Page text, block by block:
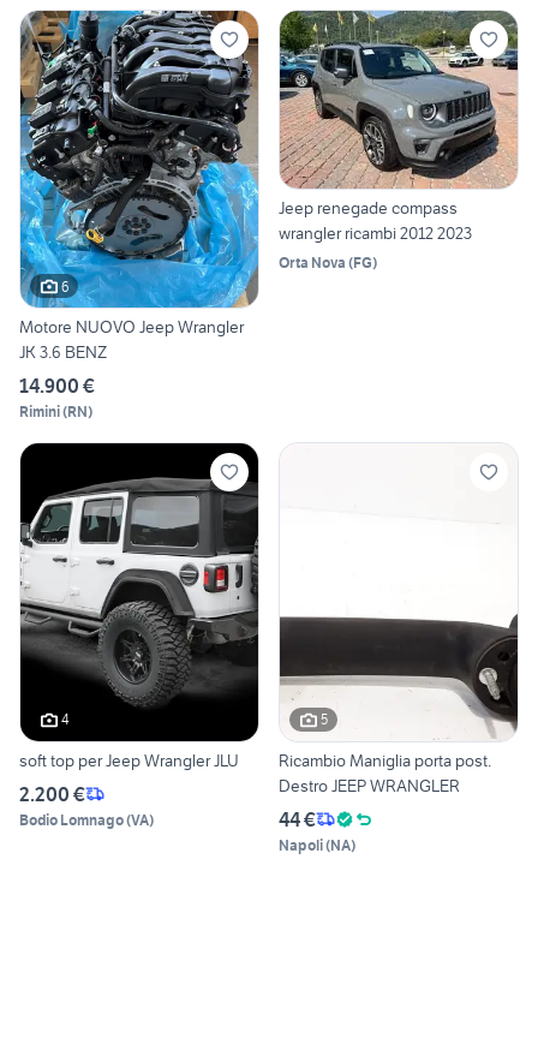
6
Motore NUOVO Jeep Wrangler
JK 3.6 BENZ
14.900 €
Rimini(RN)
Jeep renegade compass
wrangler ricambi 2012 2023
Orta Nova (FG)
4
soft top per Jeep Wrangler JLU
2.200 €
Bodio Lomnago(VA)
5
Ricambio Maniglia porta post.
Destro JEEP WRANGLER
44 €
Napoli(NA)